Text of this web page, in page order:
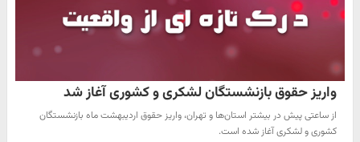
واریز حقوق بازنشستگان لشکری و کشوری آغاز شد
از ساعتی پیش در بیشتر استان‌ها و تهران، واریز حقوق اردیبهشت ماه بازنشستگان
کشوری و لشکری آغاز شده است.